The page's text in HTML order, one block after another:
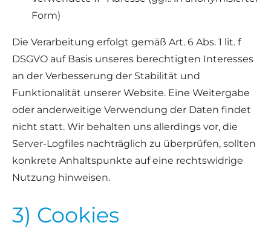
Form)
Die Verarbeitung erfolgt gemäß Art. 6 Abs. 1 lit. f
DSGVO auf Basis unseres berechtigten Interesses
an der Verbesserung der Stabilität und
Funktionalität unserer Website. Eine Weitergabe
oder anderweitige Verwendung der Daten findet
nicht statt. Wir behalten uns allerdings vor, die
Server-Logfiles nachträglich zu überprüfen, sollten
konkrete Anhaltspunkte auf eine rechtswidrige
Nutzung hinweisen.
3) Cookies